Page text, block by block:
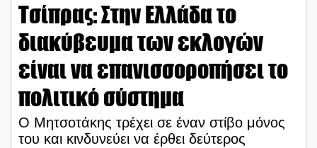
Τσίπρας: Στην Ελλάδα το
διακύβευμα των εκλογών
είναι να επανισσοροπήσει το
πολιτικό σύστημα
Ο Μητσοτάκης τρέχει σε έναν στίβο μόνος
του και κινδυνεύει να έρθει δεύτερος